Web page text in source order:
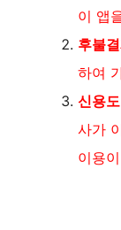
이 앱
후불
하여
신용
사가
이용